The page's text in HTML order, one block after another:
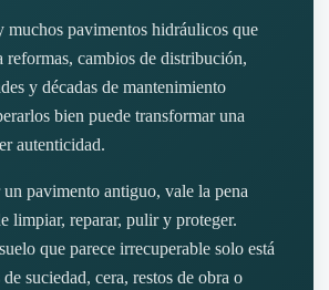
muchos pavimentos hidráulicos que
reformas, cambios de distribución,
y décadas de mantenimiento
bien puede transformar una
autenticidad.
pavimento antiguo, vale la pena
limpiar, reparar, pulir y proteger.
que parece irrecuperable solo está
suciedad, cera, restos de obra o